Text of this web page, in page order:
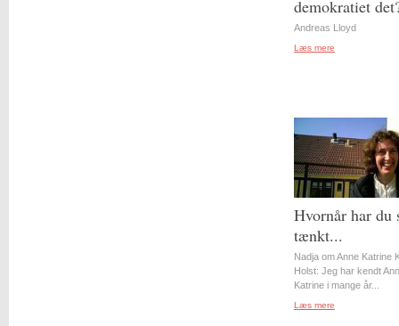
demokratiet
Andreas Lloyd
Læs mere
Hvornår har du
tænkt...
Nadja om Anne Katrine
Holst: Jeg har kendt
Katrine i mange år...
Læs mere